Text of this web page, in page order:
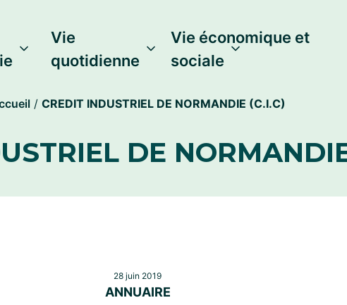
Vie
quotidienne
Vie économique et
sociale
/ CREDIT INDUSTRIEL DE NORMANDIE (C.I.C)
DE
28 juin 2019
ANNUAIRE